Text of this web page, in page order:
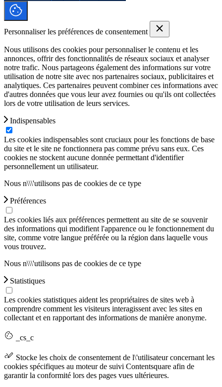
Personnaliser les préférences de consentement
Nous utilisons des cookies pour personnaliser le contenu et les
annonces, offrir des fonctionnalités de réseaux sociaux et analyser
notre trafic. Nous partageons également des informations sur votre
utilisation de notre site avec nos partenaires sociaux, publicitaires et
analytiques. Ces partenaires peuvent combiner ces informations avec
d'autres données que vous leur avez fournies ou qu'ils ont collectées
lors de votre utilisation de leurs services.
Indispensables
Les cookies indispensables sont cruciaux pour les fonctions de base
du site et le site ne fonctionnera pas comme prévu sans eux. Ces
cookies ne stockent aucune donnée permettant d'identifier
personnellement un utilisateur.
Nous n\\\'utilisons pas de cookies de ce type
Préférences
Les cookies liés aux préférences permettent au site de se souvenir
des informations qui modifient l'apparence ou le fonctionnement du
site, comme votre langue préférée ou la région dans laquelle vous
vous trouvez.
Nous n\\\'utilisons pas de cookies de ce type
Statistiques
Les cookies statistiques aident les propriétaires de sites web à
comprendre comment les visiteurs interagissent avec les sites en
collectant et en rapportant des informations de manière anonyme.
_cs_c
Stocke les choix de consentement de l\'utilisateur concernant les
cookies spécifiques au moteur de suivi Contentsquare afin de
garantir la conformité lors des pages vues ultérieures.